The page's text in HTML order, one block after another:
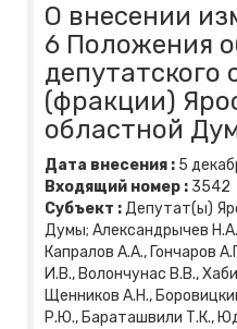
О внесении
6 Положения
депутатского
(фракции)
областной
Дата внесения : 5
Входящий номер : 3542
Субъект :Депутат(ы)
Думы; Александрычев
Капралов А.А., Гончаров
И.В., Волончунас В.В.,
Щенников А.Н.,
Р.Ю., Бараташвили Т.К.,